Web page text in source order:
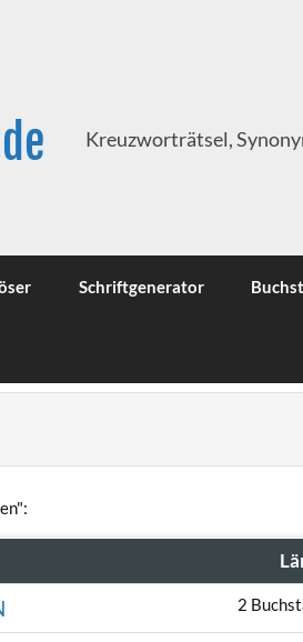
Kreuzworträtsel,
Schriftgenerator
2